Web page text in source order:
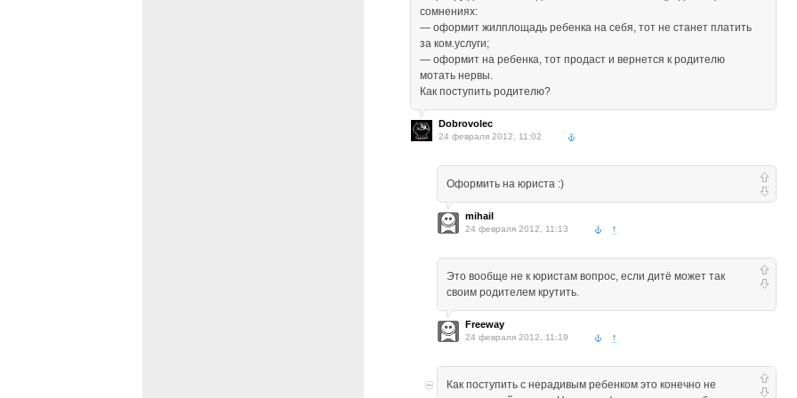
сомнениях:
— оформит жилплощадь ребенка на себя, тот не станет платить
за ком.услуги;
— оформит на ребенка, тот продаст и вернется к родителю
мотать нервы.
Как поступить родителю?
Dobrovolec
24 февраля 2012, 11:02
Оформить на юриста :)
mihail
24 февраля 2012, 11:13 ↑
Это вообще не к юристам вопрос, если дитё может так
своим родителем крутить.
Freeway
24 февраля 2012, 11:19 ↑
Как поступить с нерадивым ребенком это конечно не